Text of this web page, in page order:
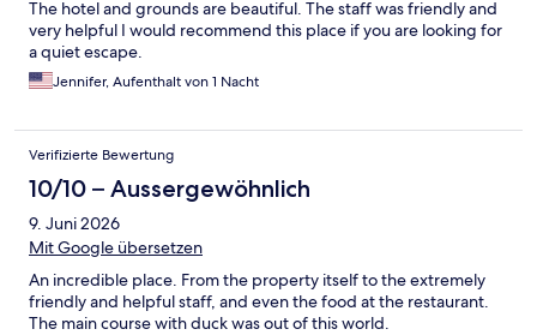
The hotel and grounds are beautiful. The staff was friendly and
very helpful I would recommend this place if you are looking for
a quiet escape.
Jennifer, Aufenthalt von 1 Nacht
Verifizierte Bewertung
10/10 – Aussergewöhnlich
9. Juni 2026
Mit Google übersetzen
An incredible place. From the property itself to the extremely
friendly and helpful staff, and even the food at the restaurant.
The main course with duck was out of this world.